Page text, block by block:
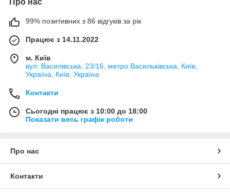
99% позитивних з 86 відгуків за рік
Працює з 14.11.2022
м. Київ
вул. Василівська, 23/16, метро Васильківська, Київ,
Україна, Київ, Україна
Контакти
Сьогодні працює з 10:00 до 18:00
Показати весь графік роботи
Про нас
Контакти